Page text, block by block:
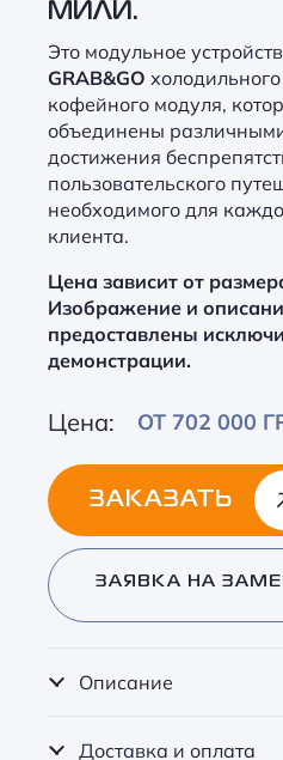
МИЛИ.
Это модульное
GRAB&GO
кофейного модуля,
объединены
достижения
пользовательского
необходимого для
клиента.
Цена зависит от
Изображение и
предоставлены
демонстрации.
Цена: ОТ 702 000
ЗАКАЗАТЬ
Alternative:
ЗАЯВКА НА
Описание
Доставка и оплата